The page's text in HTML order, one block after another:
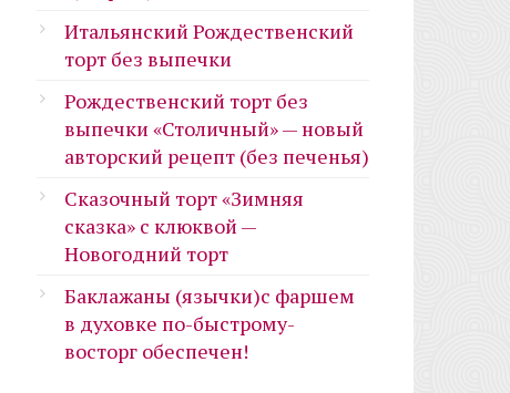
Итальянский Рождественский
торт без выпечки
Рождественский торт без
выпечки «Столичный» — новый
авторский рецепт (без печенья)
Сказочный торт «Зимняя
сказка» с клюквой —
Новогодний торт
Баклажаны (язычки)с фаршем
в духовке по-быстрому-
восторг обеспечен!